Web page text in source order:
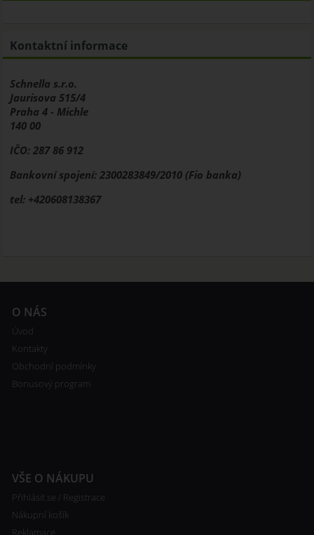
Kontaktní informace
Schnella s.r.o.
Jaurisova 515/4
Praha 4 - Michle
140 00
IČO: 287 86 912
Bankovní spojení: 2300283849/2010 (Fio banka)
tel: +420608138367
O NÁS
Úvod
Kontakty
Obchodní podmínky
Bonusový program
VŠE O NÁKUPU
Přihlásit se / Registrace
Nákupní košík
Reklamace